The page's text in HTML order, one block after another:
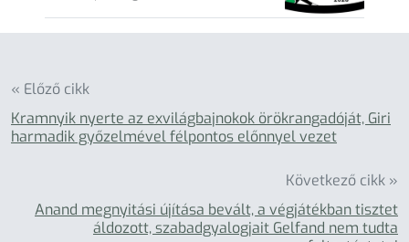
« Előző cikk
Kramnyik nyerte az exvilágbajnokok örökrangadóját, Giri
harmadik győzelmével félpontos előnnyel vezet
Következő cikk »
Anand megnyitási újítása bevált, a végjátékban tisztet
áldozott, szabadgyalogjait Gelfand nem tudta